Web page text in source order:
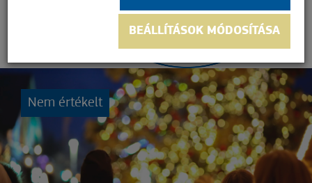
Nem értékelt
BEÁLLÍTÁSOK MÓDOSÍTÁSA